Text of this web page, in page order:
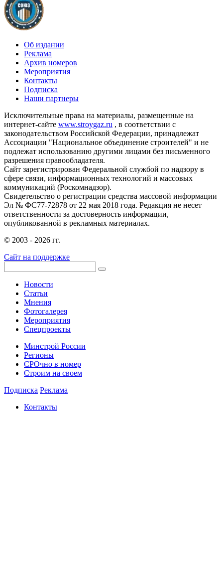
Об издании
Реклама
Архив номеров
Мероприятия
Контакты
Подписка
Наши партнеры
Исключительные права на материалы, размещенные на
интернет-сайте www.stroygaz.ru , в соответствии с
законодательством Российской Федерации, принадлежат
Ассоциации "Национальное объединение строителей" и не
подлежат использованию другими лицами без письменного
разрешения правообладателя.
Сайт зарегистрирован Федеральной службой по надзору в
сфере связи, информационных технологий и массовых
коммуникаций (Роскомнадзор).
Свидетельство о регистрации средства массовой информации
Эл № ФС77-72878 от 22 мая 2018 года. Редакция не несет
ответственности за достоверность информации,
опубликованной в рекламных материалах.
© 2003 - 2026 гг.
Сайт на поддержке
Новости
Статьи
Мнения
Фотогалерея
Мероприятия
Спецпроекты
Минстрой России
Регионы
СРОчно в номер
Строим на своем
Подписка Реклама
Контакты